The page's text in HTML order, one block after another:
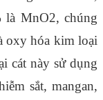
là MnO2, chúng
oxy hóa kim loại
cát này sử dụng
sắt, mangan,